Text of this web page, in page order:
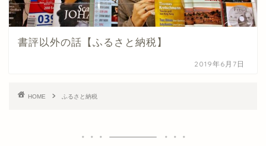
書評以外の話【ふるさと納税】
2019年6月7日
HOME ふるさと納税